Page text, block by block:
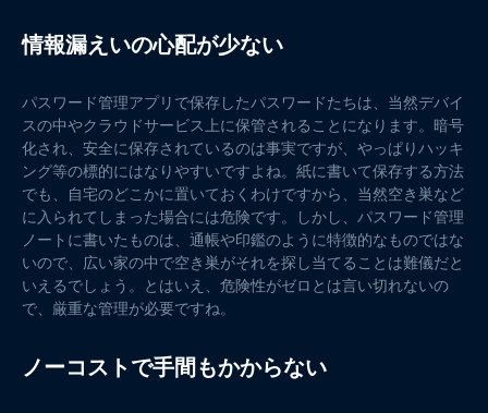
情報漏えいの心配が少ない
パスワード管理アプリで保存したパスワードたちは、当然デバイ
スの中やクラウドサービス上に保管されることになります。暗号
化され、安全に保存されているのは事実ですが、やっぱりハッキ
ング等の標的にはなりやすいですよね。紙に書いて保存する方法
でも、自宅のどこかに置いておくわけですから、当然空き巣など
に入られてしまった場合には危険です。しかし、パスワード管理
ノートに書いたものは、通帳や印鑑のように特徴的なものではな
いので、広い家の中で空き巣がそれを探し当てることは難儀だと
いえるでしょう。とはいえ、危険性がゼロとは言い切れないの
で、厳重な管理が必要ですね。
ノーコストで手間もかからない